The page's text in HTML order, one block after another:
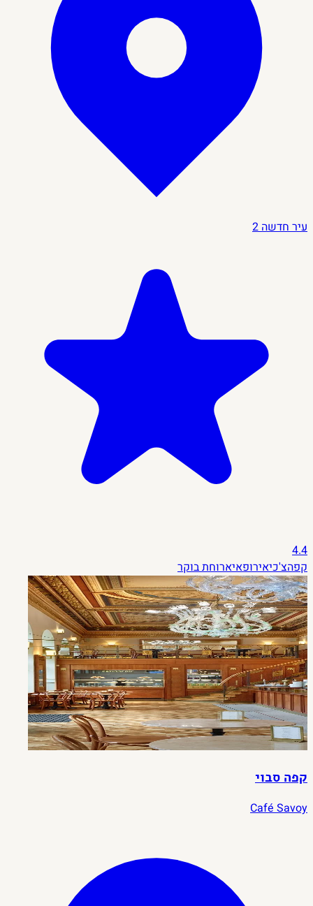
עיר חדשה2
4.4
קפהצ'כיאירופאיארוחת בוקר
קפה סבוי
Café Savoy